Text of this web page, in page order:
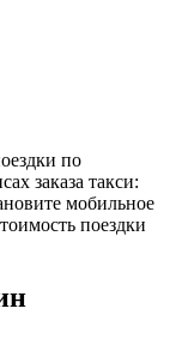
по
заказа такси:
мобильное
поездки